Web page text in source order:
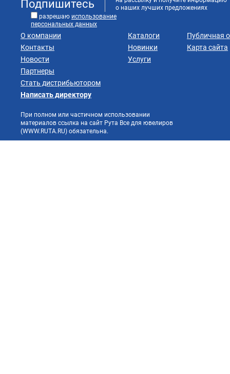
Подпишитесь
о наших лучших предложениях
разрешаю использование
персональных данных
О компании
Контакты
Новости
Партнеры
Стать дистрибьютором
Каталоги
Новинки
Услуги
Публичная
Карта сайта
Написать директору
При полном или частичном использовании
материалов ссылка на сайт Рута Все для ювелиров
(WWW.RUTA.RU) обязательна.